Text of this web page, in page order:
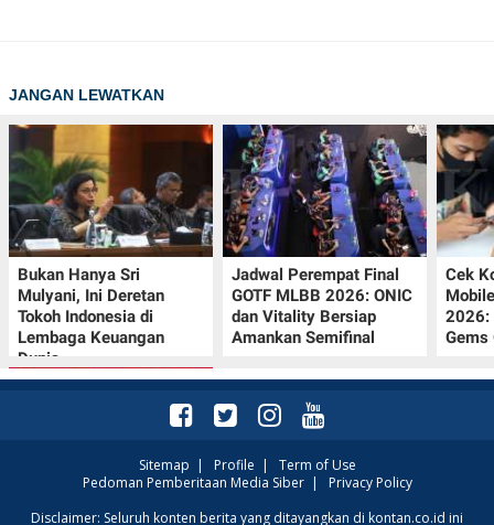
JANGAN LEWATKAN
Bukan Hanya Sri
Mulyani, Ini Deretan
Tokoh Indonesia di
Lembaga Keuangan
Dunia
Jadwal Perempat Final
GOTF MLBB 2026: ONIC
dan Vitality Bersiap
Amankan Semifinal
Cek
2026:
Gems
Promo JSM Superindo
Sitemap Profile
Term of Use
Pedoman Pemberitaan Media Siber| Privacy Policy
Disclaimer: Seluruh konten berita yang ditayangkan di kontan.co.id ini